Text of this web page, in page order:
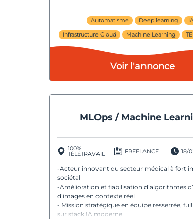
Automatisme Deep learning
Infrastructure Cloud
Machine Learning
Voir l'annonce
MLOps / Machine
100%
TÉLÉTRAVAIL FREELANCE 18/
-Acteur innovant du secteur médical à fort
sociétal
-Amélioration et fiabilisation d’algorithmes
d’images en contexte réel
- Mission stratégique en équipe resserrée,
sur stack IA moderne